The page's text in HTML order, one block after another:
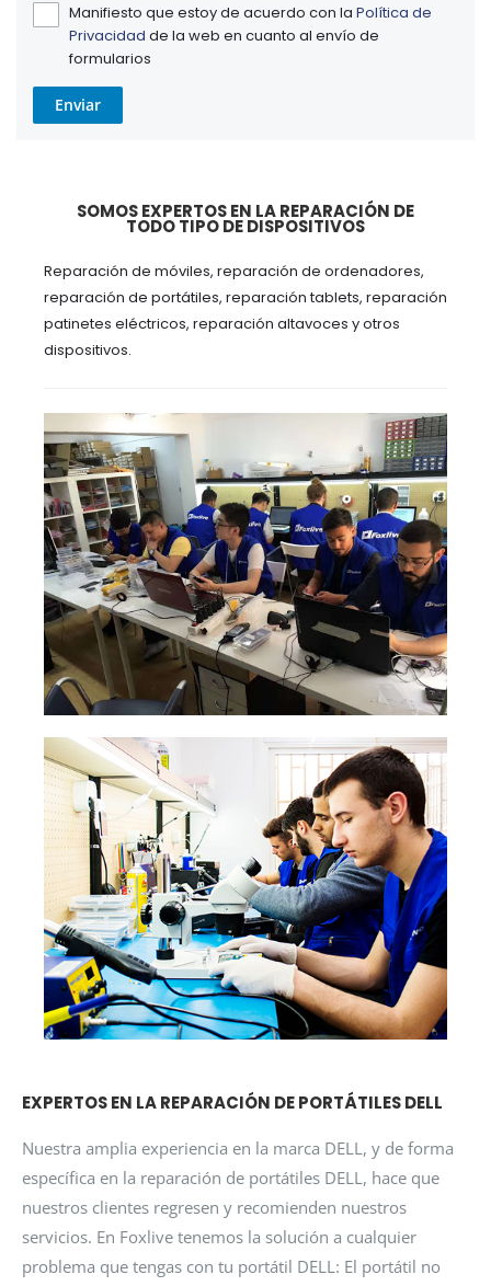
Manifiesto que estoy de acuerdo con la Política de
Privacidad de la web en cuanto al envío de
formularios
Enviar
SOMOS EXPERTOS EN LA REPARACIÓN DE
TODO TIPO DE DISPOSITIVOS
Reparación de móviles, reparación de ordenadores,
reparación de portátiles, reparación tablets, reparación
patinetes eléctricos, reparación altavoces y otros
dispositivos.
EXPERTOS EN LA REPARACIÓN DE PORTÁTILES DELL
Nuestra amplia experiencia en la marca DELL, y de forma
específica en la reparación de portátiles DELL, hace que
nuestros clientes regresen y recomienden nuestros
servicios. En Foxlive tenemos la solución a cualquier
problema que tengas con tu portátil DELL: El portátil no